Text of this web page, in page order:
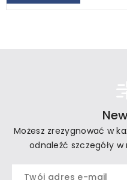
Możesz zrezygnować w
odnaleźć szczegóły